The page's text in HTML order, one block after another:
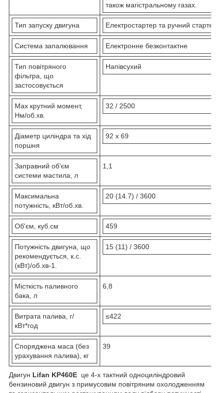
також магістральному газах.
Тип запуску двигуна Електростартер та ручний стартер
Система запалювання Електронне безконтактне
Тип повітряного
фільтра, що
застосовується
Напівсухий
Max крутний момент,
Нм/об.хв.
32 / 2500
Діаметр циліндра та хід
поршня
92 х 69
Заправний об'єм
системи мастила, л
1,1
Максимальна
потужність, кВт/об.хв.
20 (14.7) / 3600
Об'єм, куб.см 459
Потужність двигуна, що
рекомендується, к.с.
(кВт)/об.хв-1.
15 (11) / 3600
Місткість паливного
бака, л
6,8
Витрата палива, г/
кВт*год
≤422
Споряджена маса (без
урахування палива), кг
39
Двигун Lifan KP460E це 4-х тактний одноциліндровий
бензиновий двигун з примусовим повітряним охолодженням